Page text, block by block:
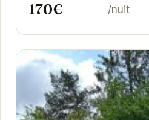
170€ /nuit